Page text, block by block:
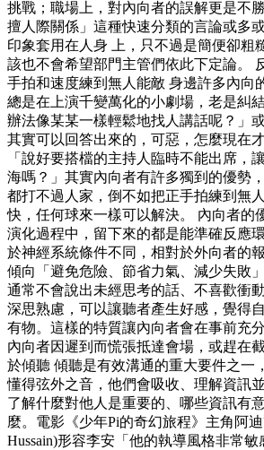
挑戰；職場上，對內向者的誤解更是不
擅人際關係」這種快速分類的言論或多
印象套用在人身 上，只不過是簡便卻粗
該也不會希望部門主管們依此下定論。
手拍和速度練到無人能敵 身邊許多內向
總是在上演千變萬化的小劇場，老是糾
辦法像某某一樣輕鬆地找人講話呢？」
其實可以回答出來的，可惡，怎麼現在
「說好要搭檔的主持人臨時不能出席，
海嗎？」其實內向者有許多獨到的優勢
都打不過人家，倒不如把正手拍練到無
快，任何球來一樣可以解決。 內向者的
演化過程中，留下來的都是能準確反應
於神經系統條件不同，相對於外向者的
傾向「避免危險、節省力氣、減少失敗
通常不會說出未經思考的話、不喜歡衝
深思熟慮，可以讓聽者產生好感，覺得
有物。這樣的特質讓內向者會在事前充
內向者因遲到而慌張抵達會場，或趕在
於傾聽 傾聽是有效溝通的重大要件之一
懂得弦外之音，他們會吸收、理解資訊
了解什麼對他人是重要的、哪些資訊有
麼。電影《少年Pi的奇幻旅程》主角阿
Hussain)形容李安「他的執導風格非常